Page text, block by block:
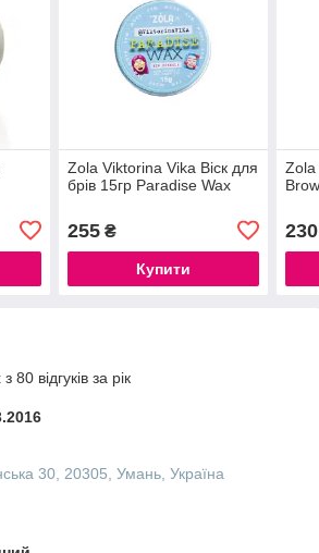
Zola Viktorina Vika Віск для
брів 15гр Paradise Wax
255₴
Купити
Zola
230
80 відгуків за рік
30, 20305, Умань, Україна